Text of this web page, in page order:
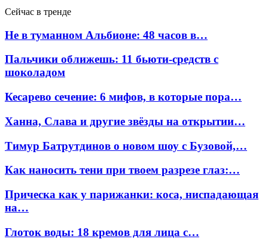
Сейчас в тренде
Не в туманном Альбионе: 48 часов в…
Пальчики оближешь: 11 бьюти-средств с
шоколадом
Кесарево сечение: 6 мифов, в которые пора…
Ханна, Слава и другие звёзды на открытии…
Тимур Батрутдинов о новом шоу с Бузовой,…
Как наносить тени при твоем разрезе глаз:…
Прическа как у парижанки: коса, ниспадающая
на…
Глоток воды: 18 кремов для лица с…